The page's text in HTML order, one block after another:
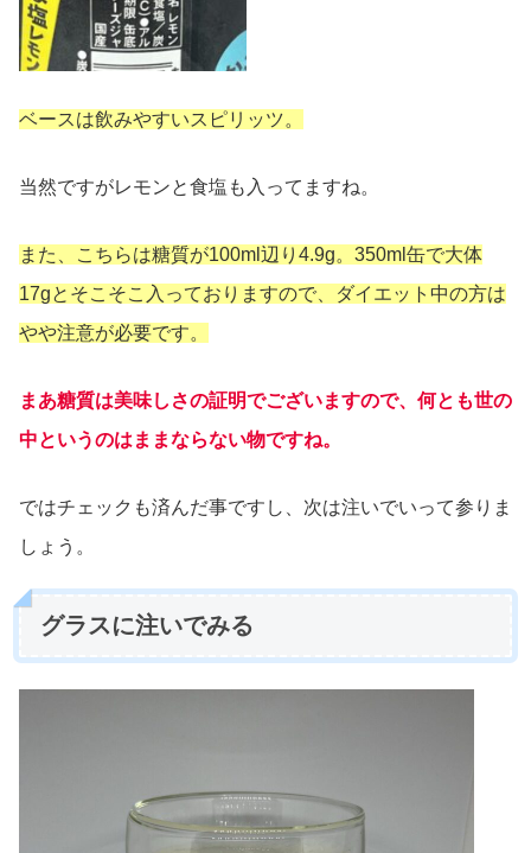
ベースは飲みやすいスピリッツ。
当然ですがレモンと食塩も入ってますね。
また、こちらは糖質が100ml辺り4.9g。350ml缶で大体
17gとそこそこ入っておりますので、ダイエット中の方は
やや注意が必要です。
まあ糖質は美味しさの証明でございますので、何とも世の
中というのはままならない物ですね。
ではチェックも済んだ事ですし、次は注いでいって参りま
しょう。
グラスに注いでみる